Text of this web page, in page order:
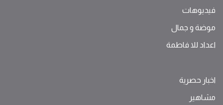
فيديوهات
موضة ‫و‬ ‫‬‫جمال‬
اعداد للا فاطمة
اخبار حصرية
مشاهير